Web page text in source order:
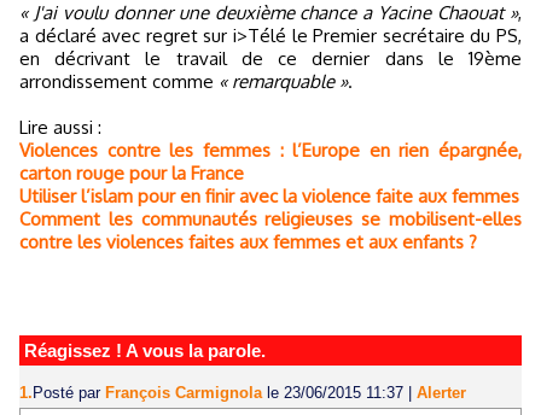
« J'ai voulu donner une deuxième chance a Yacine Chaouat »,
a déclaré avec regret sur i>Télé le Premier secrétaire du PS,
en décrivant le travail de ce dernier dans le 19ème
arrondissement comme « remarquable ».
Lire aussi :
Violences contre les femmes : l’Europe en rien épargnée,
carton rouge pour la France
Utiliser l’islam pour en finir avec la violence faite aux femmes
Comment les communautés religieuses se mobilisent-elles
contre les violences faites aux femmes et aux enfants ?
Réagissez ! A vous la parole.
1. Posté par François Carmignola le 23/06/2015 11:37
Alerter